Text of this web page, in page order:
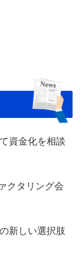
資金化を相談
クタリング会
新しい選択肢